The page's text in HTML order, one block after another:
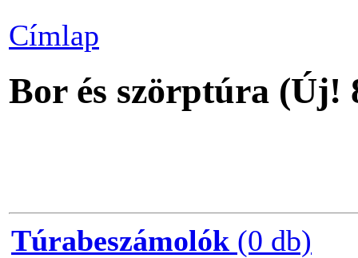
Címlap
Bor és szörptúra (Új!
Túrabeszámolók (0 db)